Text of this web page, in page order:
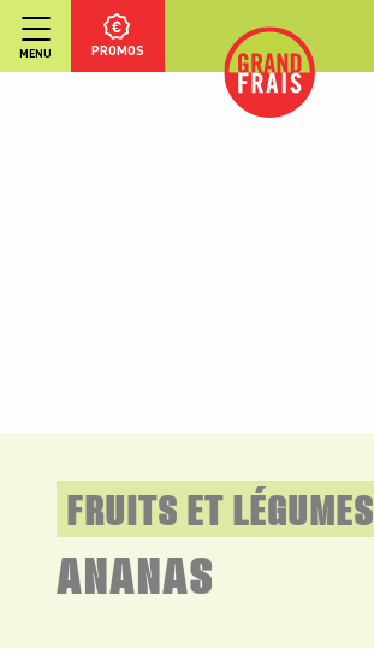
MENU PROMOS
FRUITS ET LÉGUMES
ANANAS